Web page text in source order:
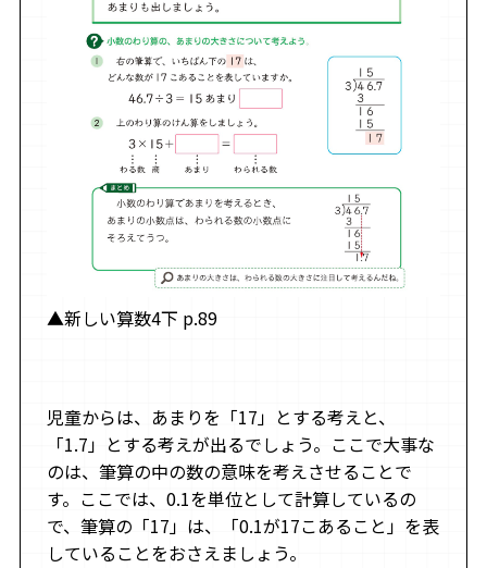
▲新しい算数4下 p.89
児童からは、あまりを「17」とする考えと、
「1.7」とする考えが出るでしょう。ここで大事な
のは、筆算の中の数の意味を考えさせることで
す。ここでは、0.1を単位として計算しているの
で、筆算の「17」は、「0.1が17こあること」を表
していることをおさえましょう。